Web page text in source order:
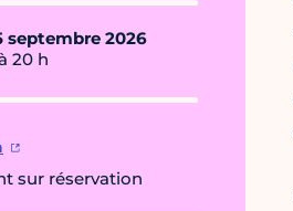
septembre 2026
20 h
sur réservation